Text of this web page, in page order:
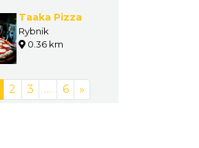
Taaka Pizza
Rybnik
0.36 km
2 3 … 6 »